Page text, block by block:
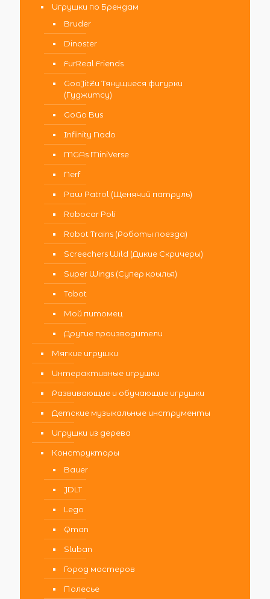
Игрушки по Брендам
Bruder
Dinoster
FurReal Friends
GooJitZu Тянущиеся фигурки
(Гуджитсу)
GoGo Bus
Infinity Nado
MGAs MiniVerse
Nerf
Paw Patrol (Щенячий патруль)
Robocar Poli
Robot Trains (Роботы поезда)
Screechers Wild (Дикие Скричеры)
Super Wings (Супер крылья)
Tobot
Мой питомец
Другие производители
Мягкие игрушки
Интерактивные игрушки
Развивающие и обучающие игрушки
Детские музыкальные инструменты
Игрушки из дерева
Конструкторы
Bauer
JDLT
Lego
Qman
Sluban
Город мастеров
Полесье